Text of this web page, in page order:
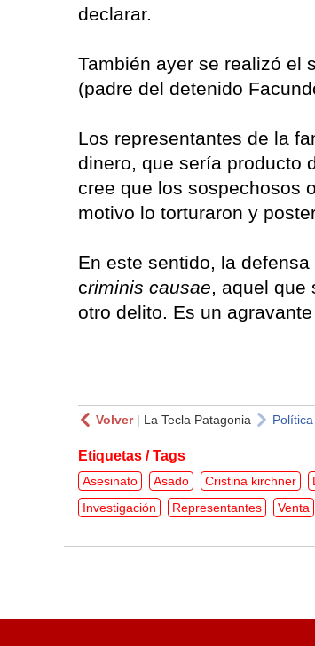
declarar.
También ayer se realizó el
(padre del detenido
Los representantes de la
dinero, que sería producto
cree que los sospechosos
motivo lo torturaron y
En este sentido, la
criminis causae, aquel que
otro delito. Es un
Volver| La Tecla Patagonia
Etiquetas / Tags
Asesinato Asado Cristina kirchner
Investigación
Representantes Venta